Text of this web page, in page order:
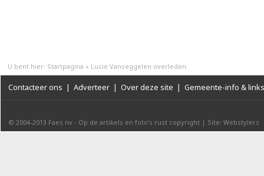
U bent hier: Startpagina » Lucie Vanseggelen overleden
Contacteer ons | Adverteer | Over deze site | Gemeente-info & links
© 2004-2013 Faes nv - Op de artikels en foto’s rust copyright | Site: Webstylers